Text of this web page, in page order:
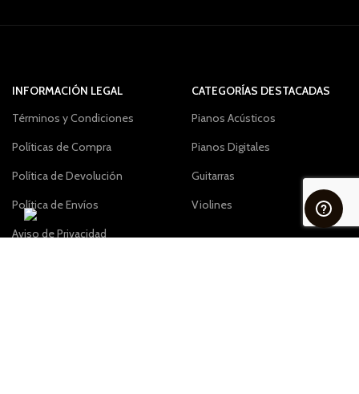
INFORMACIÓN LEGAL
Términos y Condiciones
Políticas de Compra
Política de Devolución
Política de Envíos
Aviso de Privacidad
CATEGORÍAS DESTACADAS
Pianos Acústicos
Pianos Digitales
Guitarras
Violines